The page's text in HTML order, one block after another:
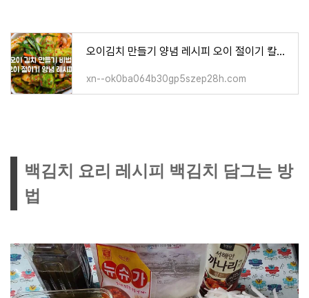
오이김치 만들기 양념 레시피 오이 절이기 칼로리 효능 총정리
xn--ok0ba064b30gp5szep28h.com
백김치 요리 레시피 백김치 담그는 방
법